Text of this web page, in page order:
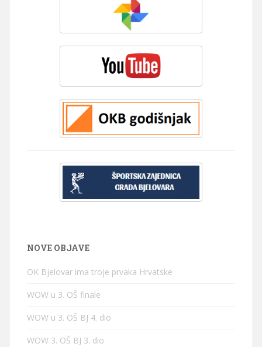
NOVE OBJAVE
OK Bjelovar ima troje prvaka Hrvatske
WOW u 3. OŠ finale
WOW u 3. OŠ BJ 4. dio
WOW 3. OŠ BJ 3. dio